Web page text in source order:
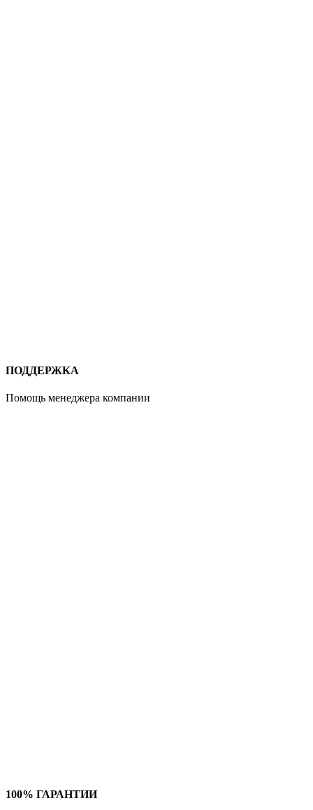
ПОДДЕРЖКА
Помощь менеджера компании
100% ГАРАНТИИ